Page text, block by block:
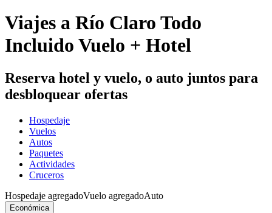
Viajes a Río Claro Todo
Incluido Vuelo + Hotel
Reserva hotel y vuelo, o auto juntos para
desbloquear ofertas
Hospedaje
Vuelos
Autos
Paquetes
Actividades
Cruceros
Hospedaje agregadoVuelo agregadoAuto
Económica